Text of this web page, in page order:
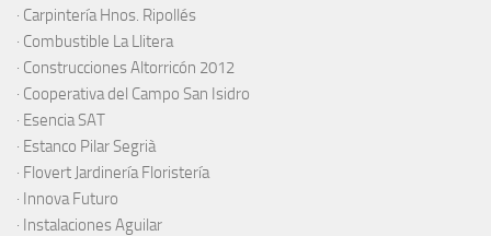
· Carpintería Hnos. Ripollés
· Combustible La Llitera
· Construcciones Altorricón 2012
· Cooperativa del Campo San Isidro
· Esencia SAT
· Estanco Pilar Segrià
· Flovert Jardinería Floristería
· Innova Futuro
· Instalaciones Aguilar